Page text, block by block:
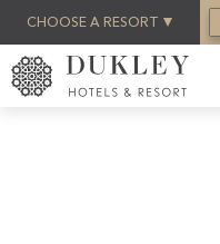
CHOOSE A RESORT